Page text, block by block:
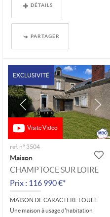
DÉTAILS
PARTAGER
Visite Video
EXCLUSIVITÉ
ref. n° 3504
Maison
CHAMPTOCE SUR LOIRE
Prix : 116 990 €*
MAISON DE CARACTERE LOUEE
Une maison à usage d'habitation